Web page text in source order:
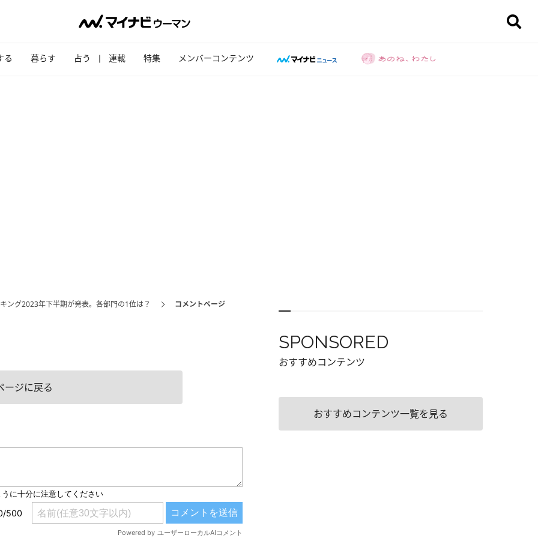
る 暮らす 占う 連載 特集 メンバーコンテンツ
ング2023年下半期が発表。各部門の1位は？ コメントページ
ージに戻る
SPONSORED
おすすめコンテンツ
おすすめコンテンツ一覧を見る